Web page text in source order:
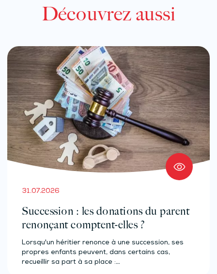
Découvrez aussi
31.07.2026
Succession : les donations du parent
renonçant comptent-elles ?
Lorsqu'un héritier renonce à une succession, ses
propres enfants peuvent, dans certains cas,
recueillir sa part à sa place :…